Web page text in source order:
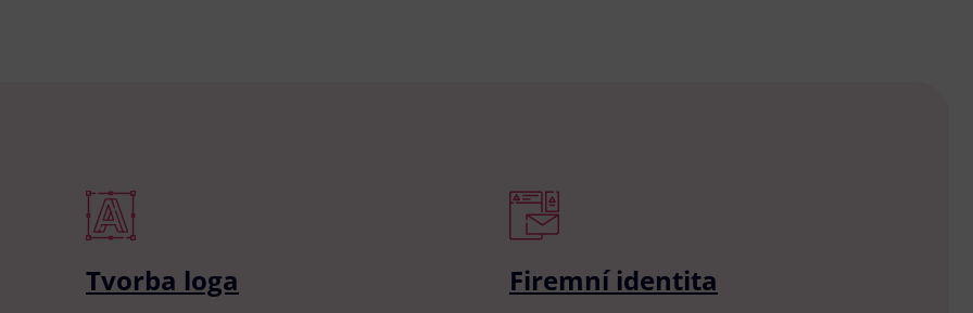
Tvorba loga Firemní identita